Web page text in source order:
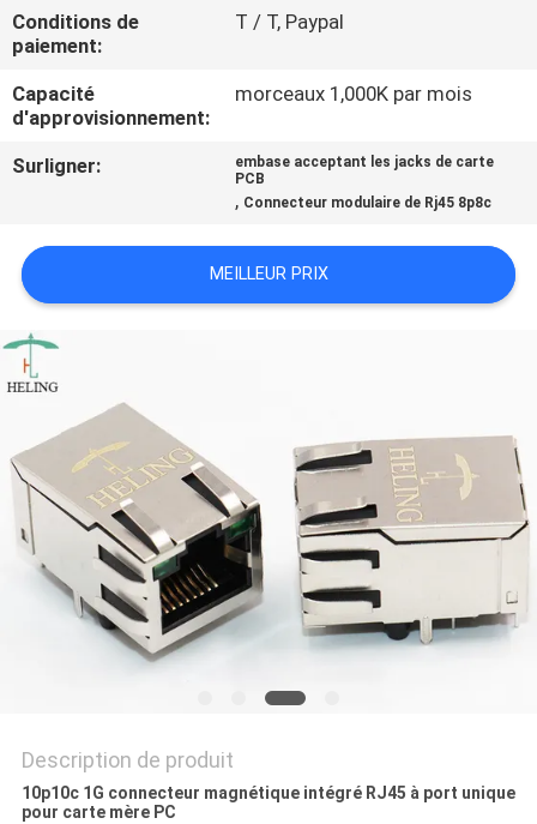
CONTACTEZ-
NOUS
DEMANDEZ
UNE
PLAN
DU
SITE
POLITIQUE
EN
MATIÈRE
DE
PROTECTION
VIE
PRIVÉE
Conditions de
paiement:
T / T, Paypal
Capacité
d'approvisionnement:
morceaux 1,000K par mois
Surligner:
embase acceptant les jacks de carte
PCB
, Connecteur modulaire de Rj45 8p8c
MEILLEUR PRIX
Description de produit
10p10c 1G connecteur magnétique intégré RJ45 à port unique
pour carte mère PC